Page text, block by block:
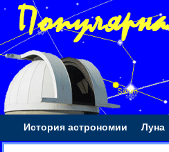
История астрономии Луна